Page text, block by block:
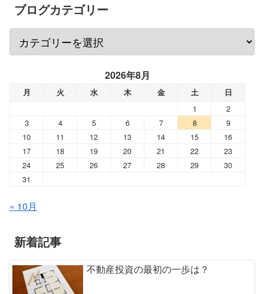
ブログカテゴリー
2026年8月
月 火 水 木 金 土 日
1
2
3
4 5 6 7 8
9
10
11 12 13 14 15
16
17
18 19 20 21 22
23
24
25 26 27 28 29
30
31
« 10月
新着記事
不動産投資の最初の一歩は？